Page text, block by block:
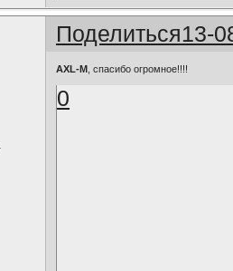
Поделиться13-
AXL-M , спасибо огромное!!!!
0